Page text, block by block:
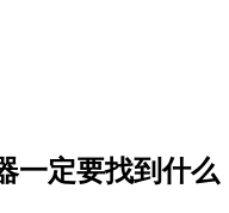
一定要找到什么